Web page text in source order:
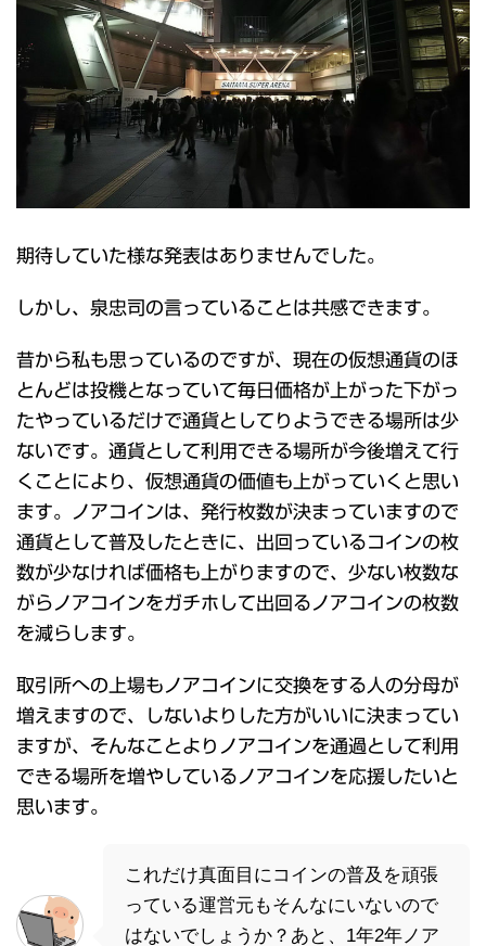
期待していた様な発表はありませんでした。
しかし、泉忠司の言っていることは共感できます。
昔から私も思っているのですが、現在の仮想通貨のほ
とんどは投機となっていて毎日価格が上がった下がっ
たやっているだけで通貨としてりようできる場所は少
ないです。通貨として利用できる場所が今後増えて行
くことにより、仮想通貨の価値も上がっていくと思い
ます。ノアコインは、発行枚数が決まっていますので
通貨として普及したときに、出回っているコインの枚
数が少なければ価格も上がりますので、少ない枚数な
がらノアコインをガチホして出回るノアコインの枚数
を減らします。
取引所への上場もノアコインに交換をする人の分母が
増えますので、しないよりした方がいいに決まってい
ますが、そんなことよりノアコインを通過として利用
できる場所を増やしているノアコインを応援したいと
思います。
これだけ真面目にコインの普及を頑張
っている運営元もそんなにいないので
はないでしょうか？あと、1年2年ノア